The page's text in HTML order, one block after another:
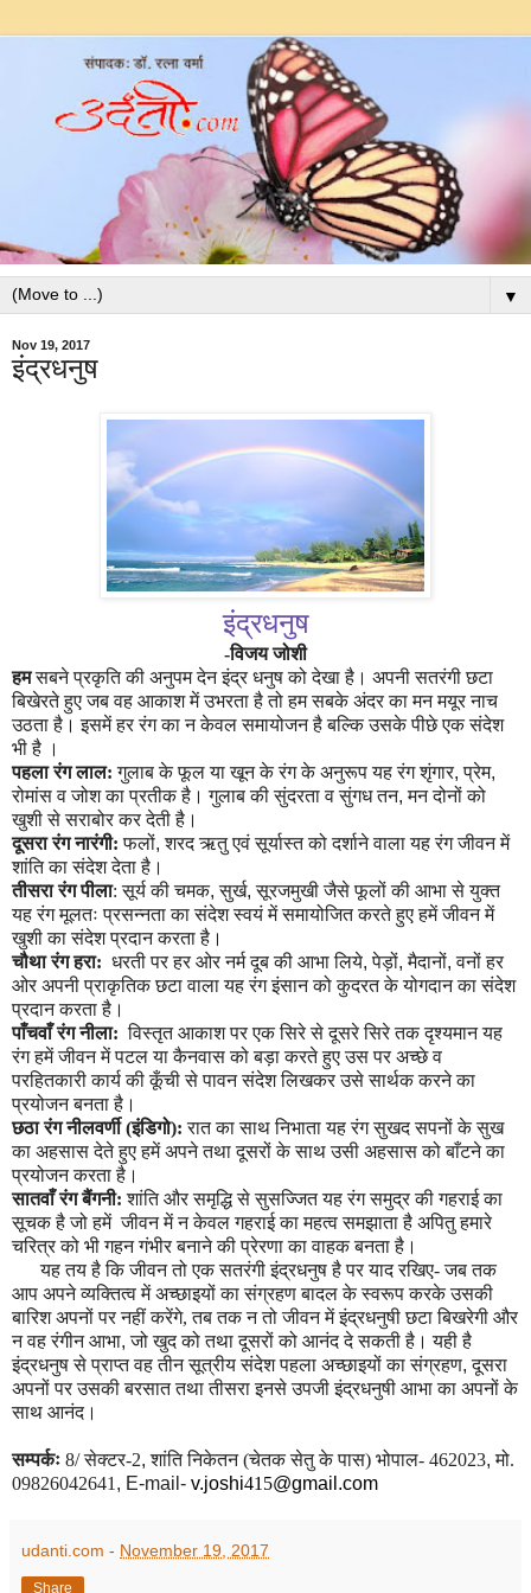
▼
Nov 19, 2017
इंद्रधनुष
इंद्रधनुष
-विजय जोशी
हमसबने प्रकृति की अनुपम देन इंद्र धनुष को देखा है। अपनी सतरंगी छटा
बिखेरते हुए जब वह आकाश में उभरता है तो हम सबके अंदर का मन मयूर नाच
उठता है। इसमें हर रंग का न केवल समायोजन है बल्कि उसके पीछे एक संदेश
भी है ।
पहला रंग लाल: गुलाब के फूल या खून के रंग के अनुरूप यह रंग शृंगार,प्रेम,
रोमांस व जोश का प्रतीक है। गुलाब की सुंदरता व सुंगध तन,मन दोनों को
खुशी से सराबोर कर देती है।
दूसरा रंग नारंगी: फलों,शरद ऋतु एवं सूर्यास्त को दर्शाने वाला यह रंग जीवन में
शांति का संदेश देता है।
तीसरा रंग पीला: सूर्य की चमक,सुर्ख,सूरजमुखी जैसे फूलों की आभा से युक्त
यह रंग मूलतः प्रसन्नता का संदेश स्वयं में समायोजित करते हुए हमें जीवन में
खुशी का संदेश प्रदान करता है।
चौथा रंग हरा: धरती पर हर ओर नर्म दूब की आभा लिये,पेड़ों,मैदानों,वनों हर
ओर अपनी प्राकृतिक छटा वाला यह रंग इंसान को कुदरत के योगदान का संदेश
प्रदान करता है।
पाँचवाँ रंग नीला: विस्तृत आकाश पर एक सिरे से दूसरे सिरे तक दृश्यमान यह
रंग हमें जीवन में पटल या कैनवास को बड़ा करते हुए उस पर अच्छे व
परहितकारी कार्य की कूँची से पावन संदेश लिखकर उसे सार्थक करने का
प्रयोजन बनता है।
छठा रंग नीलवर्णी (इंडिगो): रात का साथ निभाता यह रंग सुखद सपनों के सुख
का अहसास देते हुए हमें अपने तथा दूसरों के साथ उसी अहसास को बाँटने का
प्रयोजन करता है।
सातवाँ रंग बैंगनी: शांति और समृद्धि से सुसज्जित यह रंग समुद्र की गहराई का
सूचक है जो हमें जीवन में न केवल गहराई का महत्व समझाता है अपितु हमारे
चरित्र को भी गहन गंभीर बनाने की प्रेरणा का वाहक बनता है।
यह तय है कि जीवन तो एक सतरंगी इंद्रधनुष है पर याद रखिए- जब तक
आप अपने व्यक्तित्व में अच्छाइयों का संग्रहण बादल के स्वरूप करके उसकी
बारिश अपनों पर नहीं करेंगे, तब तक न तो जीवन में इंद्रधनुषी छटा बिखरेगी और
न वह रंगीन आभा,जो खुद को तथा दूसरों को आनंद दे सकती है। यही है
इंद्रधनुष से प्राप्त वह तीन सूत्रीय संदेश पहला अच्छाइयों का संग्रहण,दूसरा
अपनों पर उसकी बरसात तथा तीसरा इनसे उपजी इंद्रधनुषी आभा का अपनों के
साथ आनंद।
सम्पर्कः 8/ सेक्टर-2,शांति निकेतन (चेतक सेतु के पास) भोपाल- 462023,मो.
09826042641 , E-mail- v.joshi415@gmail.com
udanti.com - November 19, 2017
Share